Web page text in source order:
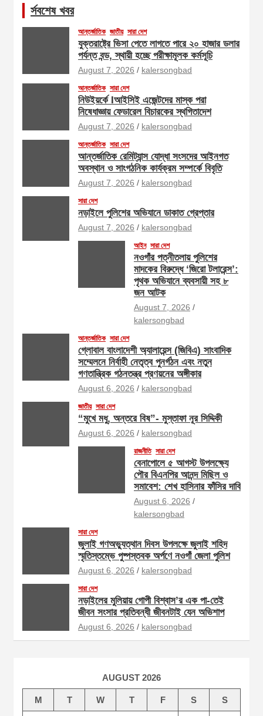
র্সবশেষ খবর
আন্তর্জাতিক জাতীয় সারা দেশ
যুক্তরাষ্ট্রে ভিসা পেতে লাগতে পারে ২০ হাজার ডলার
পর্যন্ত বন্ড, স্থায়ী হচ্ছে পরীক্ষামূলক কর্মসূচি
August 7, 2026 kalersongbad
আন্তর্জাতিক সারা দেশ
নিউইয়র্কে Iআইসিই এজেন্টদের মাস্ক পরা
নিষেধাজ্ঞায় ফেডারেল বিচারকের স্থগিতাদেশ
August 7, 2026 kalersongbad
আন্তর্জাতিক সারা দেশ
আন্তর্জাতিক রেমিট্যান্স যোদ্ধা সংসদের আইনগত
অবস্থান ও সাংগঠনিক কার্যক্রম সম্পর্কে বিবৃতি
August 7, 2026 kalersongbad
সারা দেশ
নড়াইলে পুলিশের অভিযানে ডাকাত গ্রেপ্তার
August 7, 2026 kalersongbad
আইন সারা দেশ
নওগাঁর পত্নীতলায় পুলিশের
মাদকের বিরুদ্ধে ‘জিরো টলারেন্স’:
পৃথক অভিযানে ব্যবসায়ী সহ ৮
জন আটক
August 7, 2026
kalersongbad
আন্তর্জাতিক সারা দেশ
গ্লোবাল বাংলাদেশী অ্যালায়েন্স (জিবিএ) সাংবাদিক
সম্মেলনে নির্বাহী নেতৃত্ব পুনর্গঠন এবং নতুন
গণতান্ত্রিক গঠনতন্ত্র প্রণয়নের অঙ্গীকার
August 6, 2026 kalersongbad
জাতীয় সারা দেশ
“মুখে মধু, অন্তরে বিষ”- মুস্তাফা নূর সিদ্দিকী
August 6, 2026 kalersongbad
রাজনীতি সারা দেশ
বেনাপোলে ৫ আগস্ট উপলক্ষ্যে
পৌর বিএনপির আনন্দ মিছিল ও
সমাবেশ: শেখ হাসিনার ফাঁসির দাবি
August 6, 2026
kalersongbad
সারা দেশ
জুলাই গণঅভ্যুত্থান দিবস উপলক্ষে জুলাই শহিদ
স্মৃতিস্তম্ভে পুষ্পস্তবক অর্পণে নওগাঁ জেলা পুলিশ
August 6, 2026 kalersongbad
সারা দেশ
নড়াইলের মুলিয়ায় গোপী বিশ্বাস’র এক পা-তেই
জীবন সংসার প্রতিবন্ধী জীবনটাই যেন অভিশাপ
August 6, 2026 kalersongbad
AUGUST 2026
M T W T F S S